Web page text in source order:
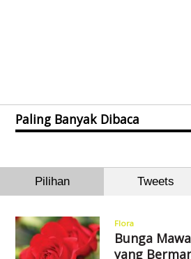
Paling Banyak Dibaca
Pilihan Tweets
Flora
Bunga
yang